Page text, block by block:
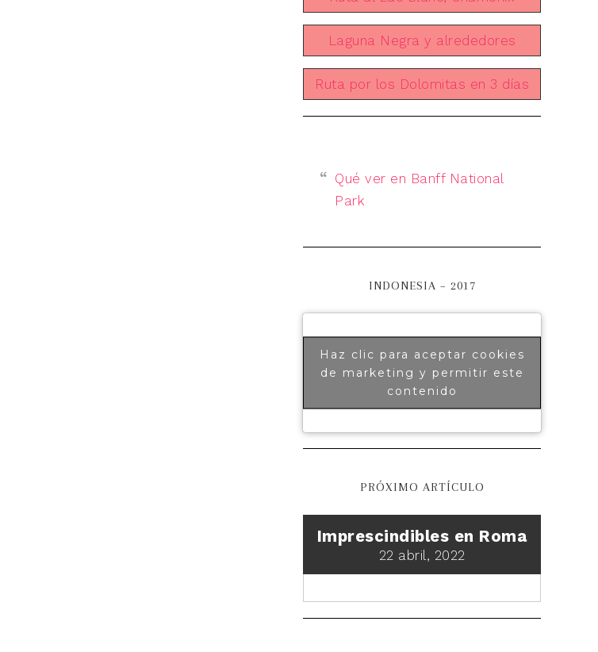
Laguna Negra y alrededores
Ruta por los Dolomitas en 3 días
Qué ver en Banff National
Park
INDONESIA – 2017
Haz clic para aceptar cookies
de marketing y permitir este
contenido
PRÓXIMO ARTÍCULO
Imprescindibles en Roma
22 abril, 2022